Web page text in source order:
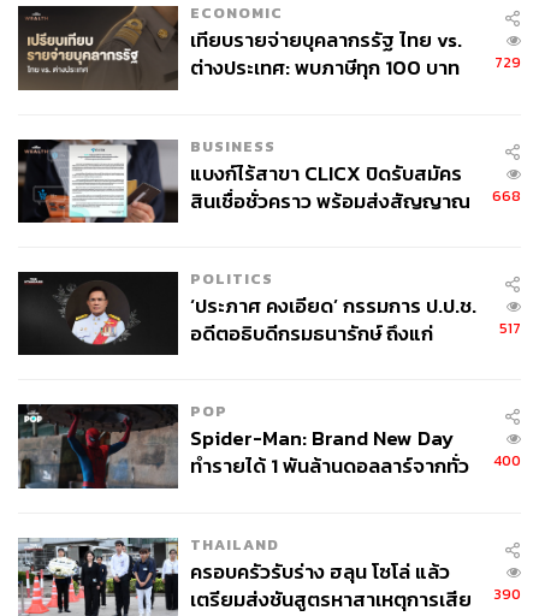
ECONOMIC
เทียบรายจ่ายบุคลากรรัฐ ไทย vs.
ต่างประเทศ: พบภาษีทุก 100 บาท
729
BUSINESS
แบงก์ไร้สาขา CLICX ปิดรับสมัคร
สินเชื่อชั่วคราว พร้อมส่งสัญญาณ
668
POLITICS
‘ประภาศ คงเอียด’ กรรมการ ป.ป.ช.
อดีตอธิบดีกรมธนารักษ์ ถึงแก่
517
POP
Spider-Man: Brand New Day
ทำรายได้ 1 พันล้านดอลลาร์จากทั่ว
400
THAILAND
ครอบครัวรับร่าง ฮลุน โซโล่ แล้ว
เตรียมส่งชันสูตรหาสาเหตุการเสีย
390